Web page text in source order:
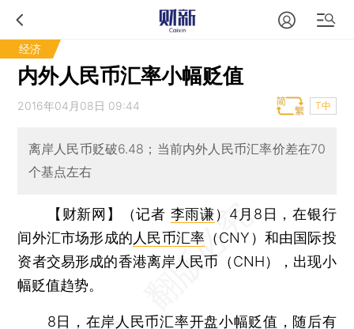
经济
内外人民币汇率小幅贬值
2016年04月08日 09:44 T中
离岸人民币贬破6.48；当前内外人民币汇率价差在70
个基点左右
【财新网】（记者 李雨谦） 4月8日，在银行
间外汇市场形成的 人民币汇率 （CNY）和由国际投
资者交易形成的香港离岸人民币（CNH），出现小
幅贬值趋势。
8日， 在岸人民币汇率开盘小幅贬值，随后有